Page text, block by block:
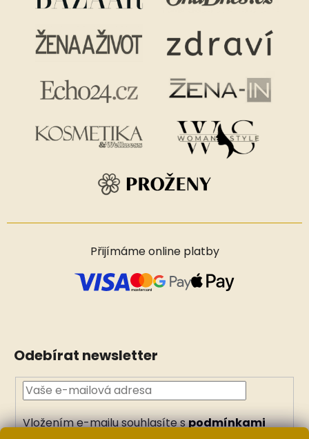
Přijímáme online platby
Odebírat newsletter
Vložením e-mailu souhlasíte spodmínkami